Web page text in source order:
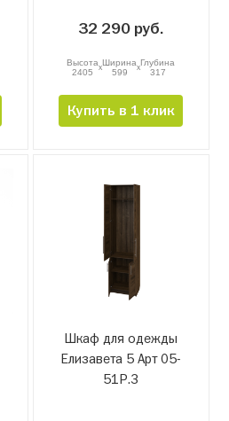
32 290 руб.
Высота
2405
xШирина
599
xГлубина
317
Купить в 1 клик
Шкаф для одежды
Елизавета 5 Арт 05-
51Р.3